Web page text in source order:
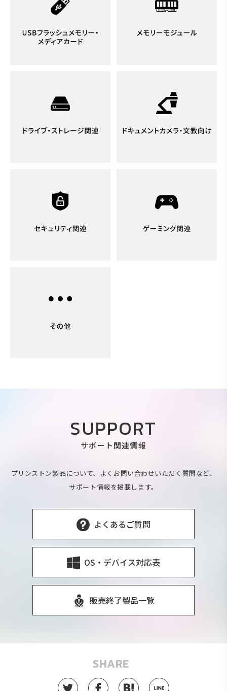
SUPPORT
サポート関連情報
プリンストン製品について、よくお問い合わせいただく質問など、
サポート情報を掲載します。
よくあるご質問
OS・デバイス対応表
販売終了製品一覧
SHARE